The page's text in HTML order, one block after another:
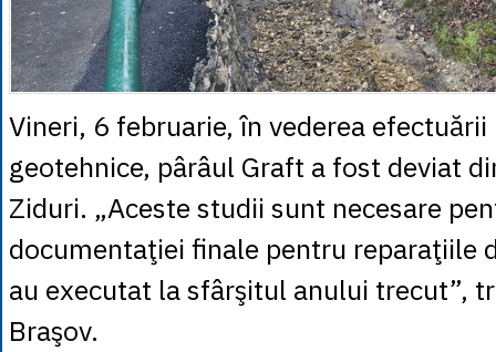
Vineri, 6 februarie, în vederea
geotehnice, pârâul Graft a fost deviat
Ziduri. „Aceste studii sunt necesare
documentaţiei finale pentru reparaţiile
au executat la sfârşitul anului trecut”,
Braşov.